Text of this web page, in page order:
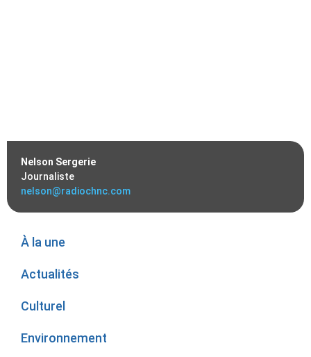
Nelson Sergerie
Journaliste
nelson@radiochnc.com
À la une
Actualités
Culturel
Environnement